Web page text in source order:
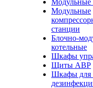
Модульные
Модульные
станции
Блочно-
котельные
Шкафы
Щиты АВР
Шкафы для